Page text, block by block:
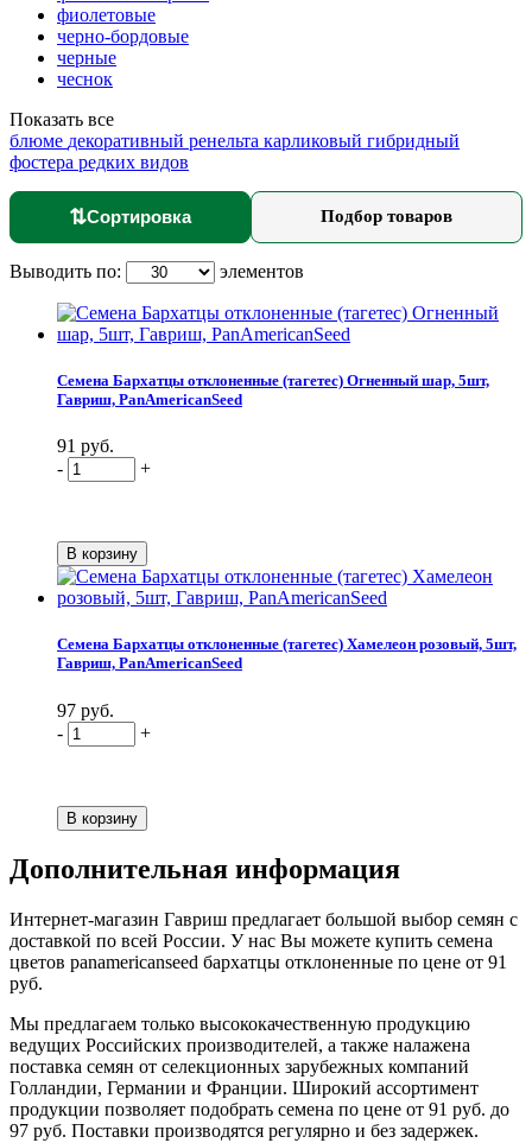
фиолетовые
черно-бордовые
черные
чеснок
Показать все
блюме декоративный ренельта карликовый гибридный
фостера редких видов
⇅Сортировка Подбор товаров
Выводить по: элементов
Семена Бархатцы отклоненные (тагетес) Огненный шар, 5шт,
Гавриш, PanAmericanSeed
91 руб.
-
+
Семена Бархатцы отклоненные (тагетес) Хамелеон розовый, 5шт,
Гавриш, PanAmericanSeed
97 руб.
-
+
Дополнительная информация
Интернет-магазин Гавриш предлагает большой выбор семян с
доставкой по всей России. У нас Вы можете купить семена
цветов panamericanseed бархатцы отклоненные по цене от 91
руб.
Мы предлагаем только высококачественную продукцию
ведущих Российских производителей, а также налажена
поставка семян от селекционных зарубежных компаний
Голландии, Германии и Франции. Широкий ассортимент
продукции позволяет подобрать семена по цене от 91 руб. до
97 руб. Поставки производятся регулярно и без задержек.